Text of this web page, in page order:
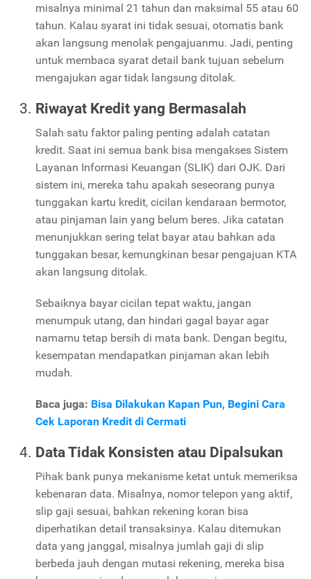
misalnya minimal 21 tahun dan maksimal 55 atau 60
tahun. Kalau syarat ini tidak sesuai, otomatis bank
akan langsung menolak pengajuanmu. Jadi, penting
untuk membaca syarat detail bank tujuan sebelum
mengajukan agar tidak langsung ditolak.
Riwayat Kredit yang Bermasalah
Salah satu faktor paling penting adalah catatan
kredit. Saat ini semua bank bisa mengakses Sistem
Layanan Informasi Keuangan (SLIK) dari OJK. Dari
sistem ini, mereka tahu apakah seseorang punya
tunggakan kartu kredit, cicilan kendaraan bermotor,
atau pinjaman lain yang belum beres. Jika catatan
menunjukkan sering telat bayar atau bahkan ada
tunggakan besar, kemungkinan besar pengajuan KTA
akan langsung ditolak.
Sebaiknya bayar cicilan tepat waktu, jangan
menumpuk utang, dan hindari gagal bayar agar
namamu tetap bersih di mata bank. Dengan begitu,
kesempatan mendapatkan pinjaman akan lebih
mudah.
Baca juga: Bisa Dilakukan Kapan Pun, Begini Cara
Cek Laporan Kredit di Cermati
Data Tidak Konsisten atau Dipalsukan
Pihak bank punya mekanisme ketat untuk memeriksa
kebenaran data. Misalnya, nomor telepon yang aktif,
slip gaji sesuai, bahkan rekening koran bisa
diperhatikan detail transaksinya. Kalau ditemukan
data yang janggal, misalnya jumlah gaji di slip
berbeda jauh dengan mutasi rekening, mereka bisa